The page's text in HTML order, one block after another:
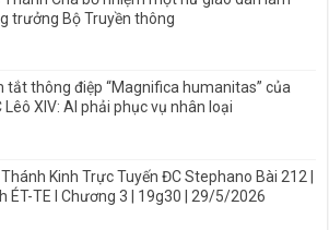
trưởng Bộ Truyền thông
tắt thông điệp “Magnifica humanitas” của
Lêô XIV: AI phải phục vụ nhân loại
Kinh Trực Tuyến ĐC Stephano Bài 212 |
ÉT-TE I Chương 3 | 19g30 | 29/5/2026